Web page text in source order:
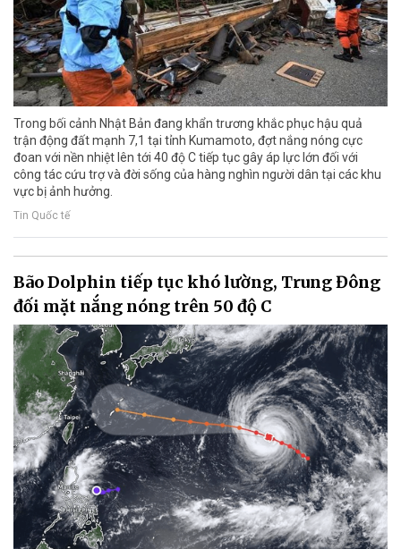
Trong bối cảnh Nhật Bản đang khẩn trương khắc phục hậu quả
trận động đất mạnh 7,1 tại tỉnh Kumamoto, đợt nắng nóng cực
đoan với nền nhiệt lên tới 40 độ C tiếp tục gây áp lực lớn đối với
công tác cứu trợ và đời sống của hàng nghìn người dân tại các khu
vực bị ảnh hưởng.
Tin Quốc tế
Bão Dolphin tiếp tục khó lường, Trung Đông
đối mặt nắng nóng trên 50 độ C